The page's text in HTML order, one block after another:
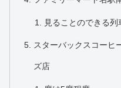
見ることのできる列
スターバックスコーヒ
ズ店